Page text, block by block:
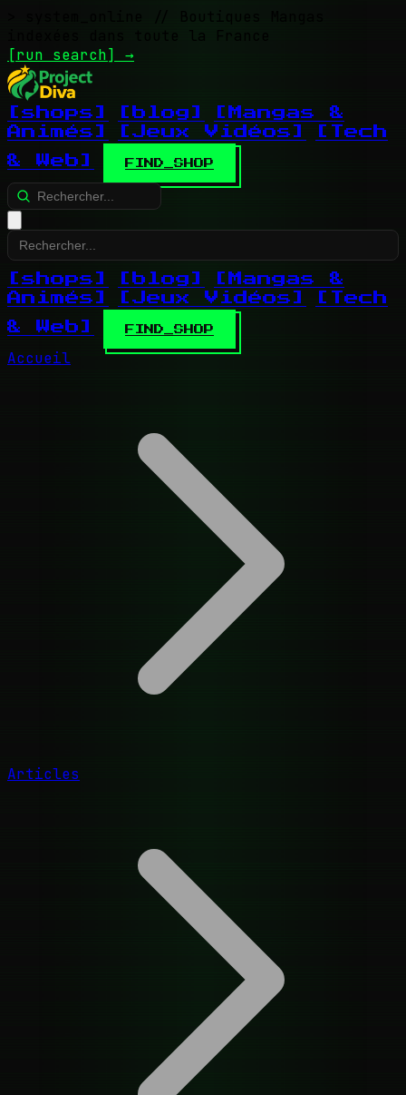
// Boutiques Mangas
indexées dans toute la France
[run search] →
[shops] [blog]
[Mangas &
Animés]
[Jeux Vidéos]
[Tech
& Web]
FIND_SHOP
[shops] [blog]
[Mangas &
Animés]
[Jeux Vidéos]
[Tech
& Web]
FIND_SHOP
Accueil
Articles